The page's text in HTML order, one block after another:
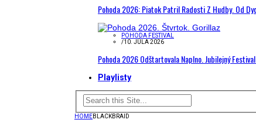
Pohoda 2026: Piatok Patril Radosti Z Hudby. Od
POHODA FESTIVAL
/10. JÚLA 2026
Pohoda 2026 Odštartovala Naplno. Jubilejný
Playlisty
HOMEBLACKBRAID